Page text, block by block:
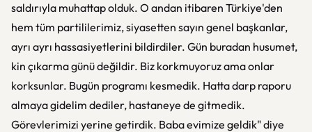
saldırıyla muhattap olduk. O andan itibaren Türkiye'den
hem tüm partililerimiz, siyasetten sayın genel başkanlar,
ayrı ayrı hassasiyetlerini bildirdiler. Gün buradan husumet,
kin çıkarma günü değildir. Biz korkmuyoruz ama onlar
korksunlar. Bugün programı kesmedik. Hatta darp raporu
almaya gidelim dediler, hastaneye de gitmedik.
Görevlerimizi yerine getirdik. Baba evimize geldik" diye